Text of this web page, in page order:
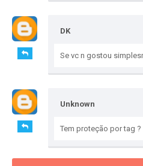
DK
Se vc n gostou
Unknown
Tem proteção por tag ?